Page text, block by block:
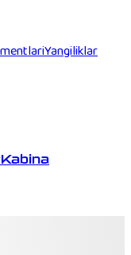
Yangiliklar
Kabina